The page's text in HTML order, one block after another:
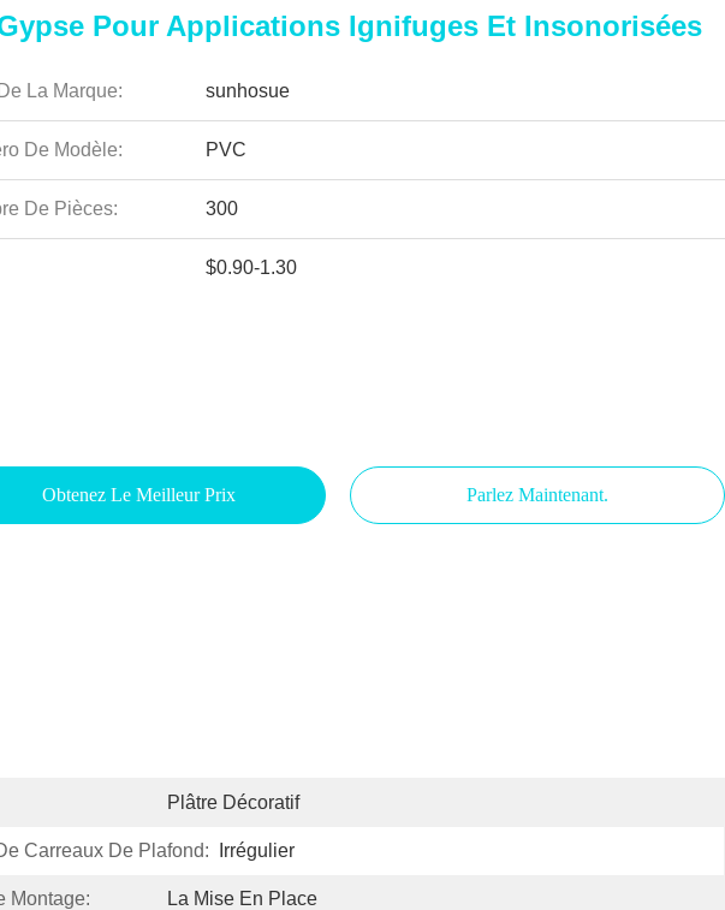
Pour Applications Ignifuges Et Insonorisées
La Marque: sunhosue
De Modèle: PVC
De Pièces: 300
$0.90-1.30
Obtenez Le Meilleur Prix Parlez Maintenant.
Plâtre Décoratif
Carreaux De Plafond: Irrégulier
Montage: La Mise En Place